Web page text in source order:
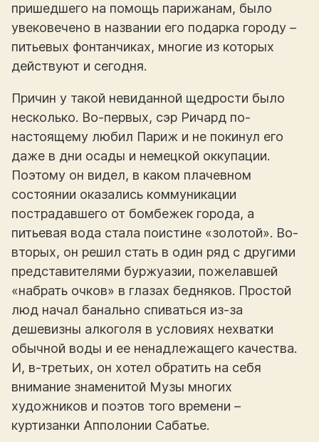
пришедшего на помощь парижанам, было
увековечено в названии его подарка городу –
питьевых фонтанчиках, многие из которых
действуют и сегодня.
Причин у такой невиданной щедрости было
несколько. Во-первых, сэр Ричард по-
настоящему любил Париж и не покинул его
даже в дни осады и немецкой оккупации.
Поэтому он видел, в каком плачевном
состоянии оказались коммуникации
пострадавшего от бомбежек города, а
питьевая вода стала поистине «золотой». Во-
вторых, он решил стать в один ряд с другими
представителями буржуазии, пожелавшей
«набрать очков» в глазах бедняков. Простой
люд начал банально спиваться из-за
дешевизны алкоголя в условиях нехватки
обычной воды и ее ненадлежащего качества.
И, в-третьих, он хотел обратить на себя
внимание знаменитой Музы многих
художников и поэтов того времени –
куртизанки Апполонии Сабатье.